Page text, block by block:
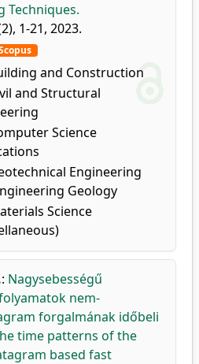
Techniques.
1-21, 2023.
and Construction
and Structural
Science
Engineering
Geology
Science
: Nagysebességű
nem-
forgalmának időbeli
time patterns of the
based fast